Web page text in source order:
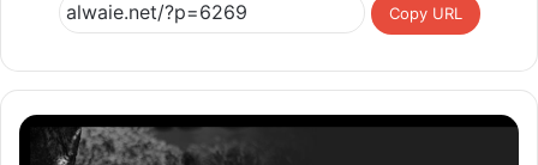
Copy URL